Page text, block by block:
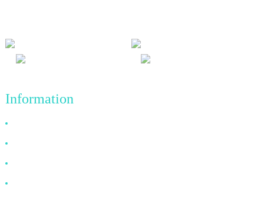
Information